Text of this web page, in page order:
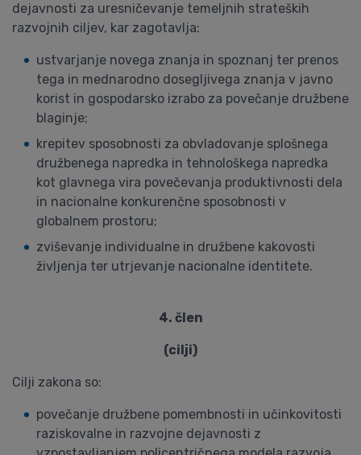
dejavnosti za uresničevanje temeljnih strateških
razvojnih ciljev, kar zagotavlja:
ustvarjanje novega znanja in spoznanj ter prenos
tega in mednarodno dosegljivega znanja v javno
korist in gospodarsko izrabo za povečanje družbene
blaginje;
krepitev sposobnosti za obvladovanje splošnega
družbenega napredka in tehnološkega napredka
kot glavnega vira povečevanja produktivnosti dela
in nacionalne konkurenčne sposobnosti v
globalnem prostoru;
zviševanje individualne in družbene kakovosti
življenja ter utrjevanje nacionalne identitete.
4. člen
(cilji)
Cilji zakona so:
povečanje družbene pomembnosti in učinkovitosti
raziskovalne in razvojne dejavnosti z